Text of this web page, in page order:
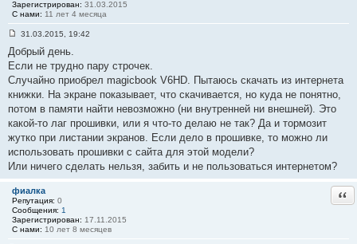
Зарегистрирован: 31.03.2015
С нами: 11 лет 4 месяца
о
б
щ
н
и
#
1
9
31.03.2015, 19:42
Добрый день.
Если не трудно пару строчек.
Случайно приобрел magicbook V6HD. Пытаюсь скачать из интернета
книжки. На экране показывает, что скачивается, но куда не понятно,
потом в памяти найти невозможно (ни внутренней ни внешней). Это
какой-то лаг прошивки, или я что-то делаю не так? Да и тормозит
жутко при листании экранов. Если дело в прошивке, то можно ли
использовать прошивки с сайта для этой модели?
Или ничего сделать нельзя, забить и не пользоваться интернетом?
фиалка
Репутация: 0
Сообщения: 1
Зарегистрирован: 17.11.2015
С нами: 10 лет 8 месяцев